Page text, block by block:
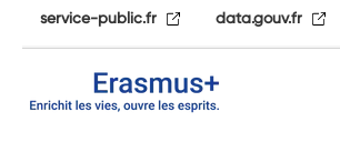
service-public.fr data.gouv.fr